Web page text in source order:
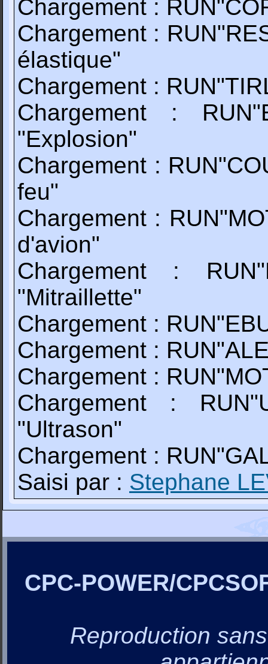
Chargement :
Chargement :
élastique"
Chargement :
Chargement :
"Explosion"
Chargement :
feu"
Chargement :
d'avion"
Chargement :
"Mitraillette"
Chargement :
Chargement :
Chargement :
Chargement :
"Ultrason"
Chargement :
Saisi par : Stephane
CPC-POWER/
Reproduction